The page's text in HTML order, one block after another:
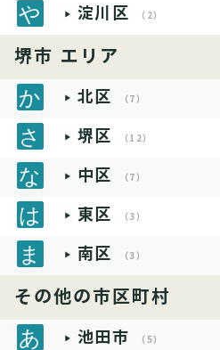
淀川区 （2）
堺市 エリア
北区 （7）
堺区 （12）
中区 （7）
東区 （3）
南区 （3）
その他の市区町村
池田市 （5）